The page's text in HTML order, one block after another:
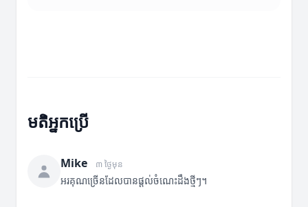
មតិអ្នកប្រើ
Mike ៣ ថ្ងៃមុន
អរគុណច្រើនដែលបានផ្តល់ចំណេះដឹងថ្មីៗ។